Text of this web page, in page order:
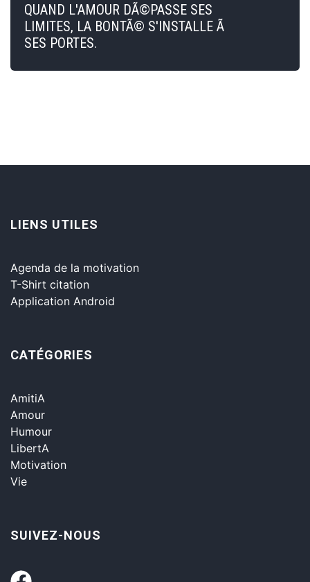
QUAND L'AMOUR DÃ©PASSE SES
LIMITES, LA BONTÃ© S'INSTALLE Ã
SES PORTES.
LIENS UTILES
Agenda de la motivation
T-Shirt citation
Application Android
CATÉGORIES
AmitiA
Amour
Humour
LibertA
Motivation
Vie
SUIVEZ-NOUS